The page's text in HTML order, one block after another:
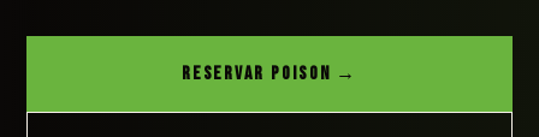
RESERVAR POISON →